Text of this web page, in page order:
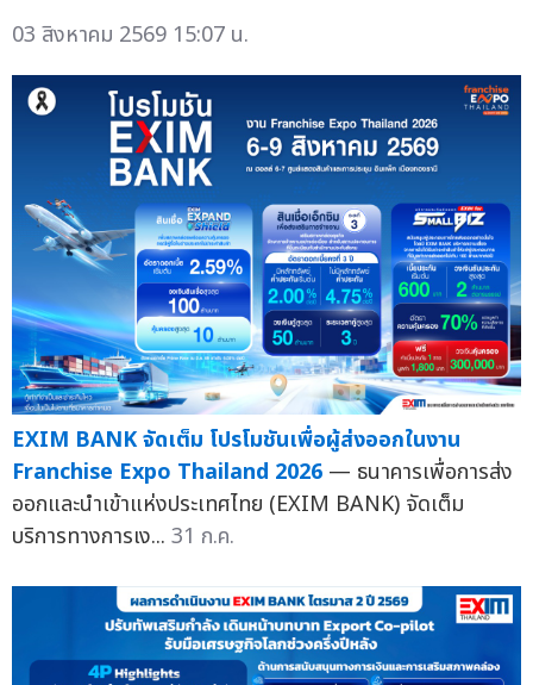
03 สิงหาคม 2569 15:07 น.
EXIM BANK จัดเต็ม โปรโมชันเพื่อผู้ส่งออกในงาน
Franchise Expo Thailand 2026 — ธนาคารเพื่อการส่ง
ออกและนำเข้าแห่งประเทศไทย (EXIM BANK) จัดเต็ม
บริการทางการเง... 31 ก.ค.